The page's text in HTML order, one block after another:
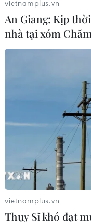
thu du lịch cho
World Cup
cho kinh tế Mỹ
World Cup
TIN LIÊN QUAN
vietnamplus.vn
An Giang: Kịp
nhà tại xóm
vietnamplus.vn
Thụy Sĩ khó đạt